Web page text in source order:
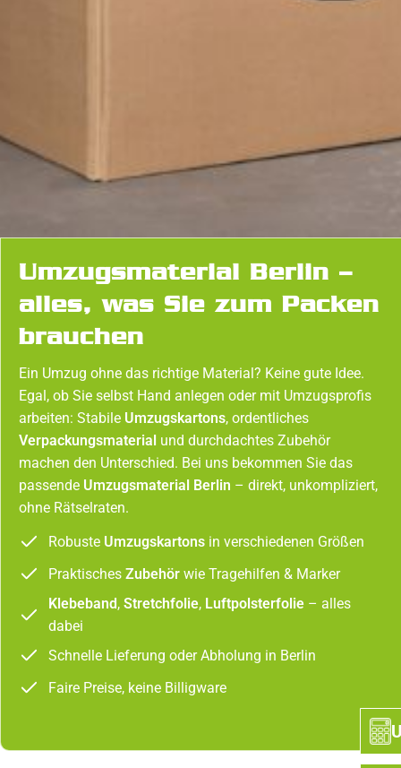
Umzugsmaterial Berlin –
alles, was Sie zum Packen
brauchen
Ein Umzug ohne das richtige Material? Keine gute Idee.
Egal, ob Sie selbst Hand anlegen oder mit Umzugsprofis
arbeiten: Stabile Umzugskartons, ordentliches
Verpackungsmaterial und durchdachtes Zubehör
machen den Unterschied. Bei uns bekommen Sie das
passende Umzugsmaterial Berlin – direkt, unkompliziert,
ohne Rätselraten.
Robuste Umzugskartons in verschiedenen Größen
Praktisches Zubehör wie Tragehilfen & Marker
Klebeband, Stretchfolie, Luftpolsterfolie – alles
dabei
Schnelle Lieferung oder Abholung in Berlin
Faire Preise, keine Billigware